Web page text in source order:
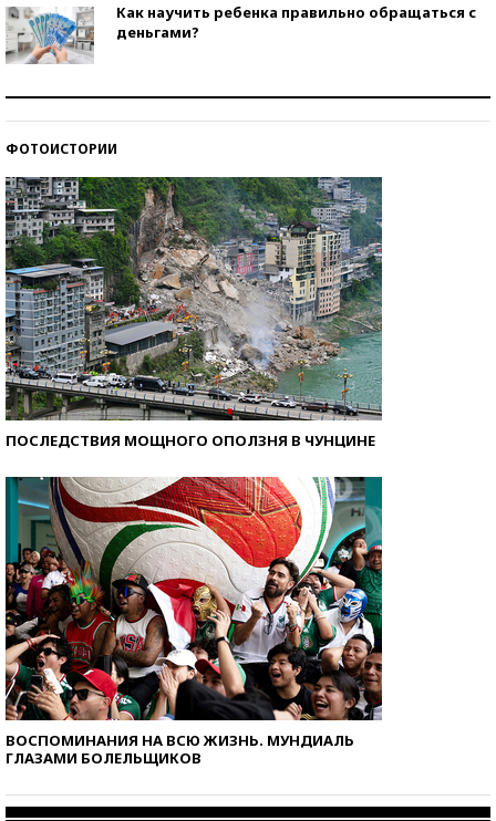
Как научить ребенка правильно обращаться с
деньгами?
ФОТОИСТОРИИ
ПОСЛЕДСТВИЯ МОЩНОГО ОПОЛЗНЯ В ЧУНЦИНЕ
ВОСПОМИНАНИЯ НА ВСЮ ЖИЗНЬ. МУНДИАЛЬ
ГЛАЗАМИ БОЛЕЛЬЩИКОВ